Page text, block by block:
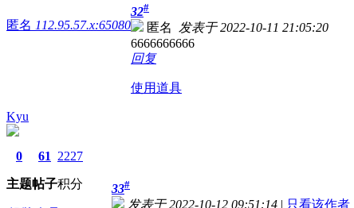
匿名 112.95.57.x:65080
32#
匿名 发表于 2022-10-11 21:05:20
6666666666
回复
使用道具
Kyu
0
主题
61
帖子
2227
积分 33#
发表于 2022-10-12 09:51:14 | 只看该作者